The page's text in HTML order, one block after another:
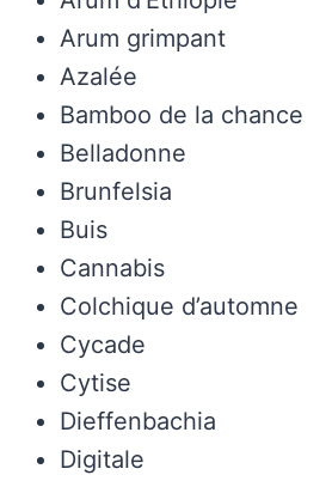
Arum grimpant
Azalée
Bamboo de la chance
Belladonne
Brunfelsia
Buis
Cannabis
Colchique d’automne
Cycade
Cytise
Dieffenbachia
Digitale